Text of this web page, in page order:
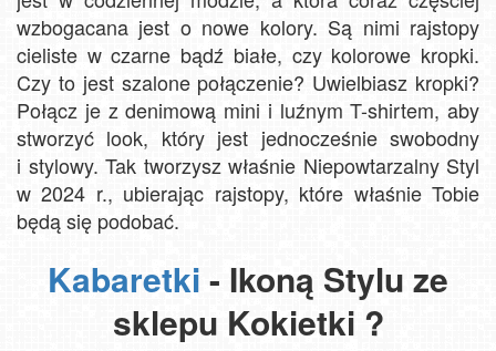
wzbogacana jest o nowe kolory. Są nimi rajstopy
cieliste w czarne bądź białe, czy kolorowe kropki.
Czy to jest szalone połączenie? Uwielbiasz kropki?
Połącz je z denimową mini i luźnym T-shirtem, aby
stworzyć look, który jest jednocześnie swobodny
i stylowy. Tak tworzysz właśnie Niepowtarzalny Styl
w 2024 r., ubierając rajstopy, które właśnie Tobie
będą się podobać.
Kabaretki - Ikoną Stylu ze
sklepu Kokietki ?